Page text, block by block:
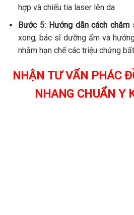
hợp và chiếu tia laser lên da
Bước 5: Hướng dẫn cách
xong, bác sĩ dưỡng ẩm và
nhằm hạn chế các triệu chứng
NHẬN TƯ VẤN PHÁC
NHANG CHUẨN Y